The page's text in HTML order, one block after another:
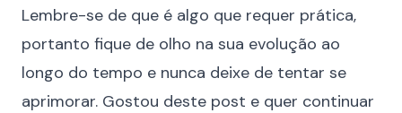
Lembre-se de que é algo que requer prática,
portanto fique de olho na sua evolução ao
longo do tempo e nunca deixe de tentar se
aprimorar. Gostou deste post e quer continuar